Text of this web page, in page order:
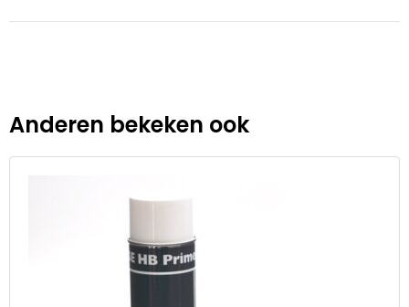
Anderen bekeken ook